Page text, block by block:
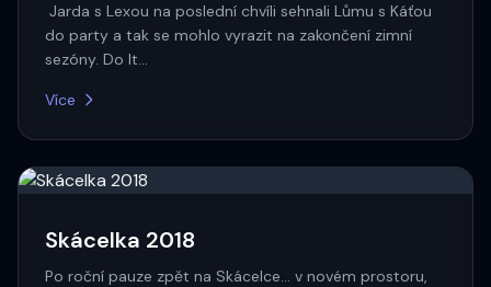
Jarda s Lexou na poslední chvíli sehnali Lůmu s Káťou
do party a tak se mohlo vyrazit na zakončení zimní
sezóny. Do It…
Více
Skácelka 2018
Po roční pauze zpět na Skácelce... v novém prostoru,